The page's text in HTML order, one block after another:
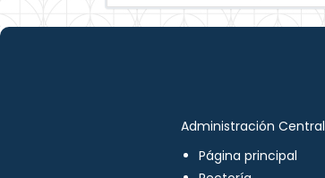
Administración Central
Página principal